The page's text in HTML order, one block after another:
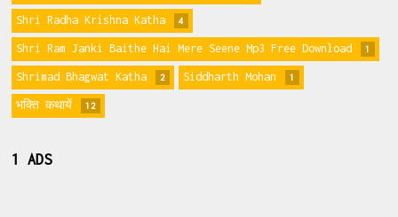
Shri Radha Krishna Katha 4
Shri Ram Janki Baithe Hai Mere Seene Mp3 Free Download 1
Shrimad Bhagwat Katha 2 Siddharth Mohan 1
भक्ति कथायें 12
1 ADS